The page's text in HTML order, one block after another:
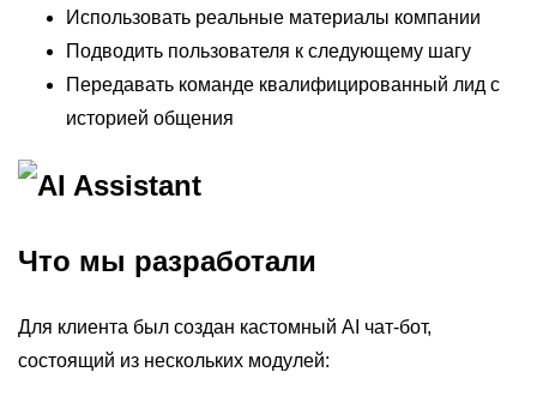
Использовать реальные материалы компании
Подводить пользователя к следующему шагу
Передавать команде квалифицированный лид с
историей общения
Что мы разработали
Для клиента был создан кастомный AI чат-бот,
состоящий из нескольких модулей: